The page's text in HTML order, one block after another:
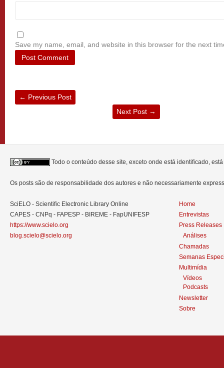
Save my name, email, and website in this browser for the next
← Previous Post
Next Post →
Todo o conteúdo desse site, exceto onde está identificado,
Os posts são de responsabilidade dos autores e não necessariamente
SciELO - Scientific Electronic Library Online
CAPES - CNPq - FAPESP - BIREME - FapUNIFESP
https://www.scielo.org
blog.scielo@scielo.org
Home
Entrevistas
Press Releases
Análises
Chamadas
Semanas
Multimídia
Vídeos
Podcasts
Newsletter
Sobre